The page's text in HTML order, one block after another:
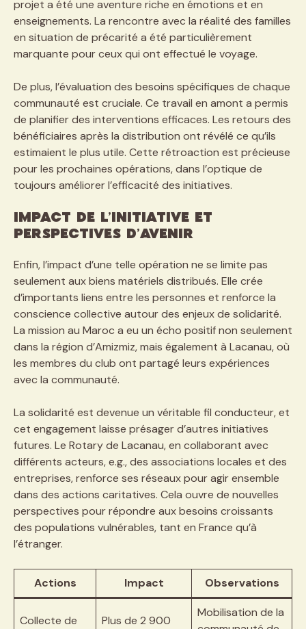
projet a été une aventure riche en émotions et en
enseignements. La rencontre avec la réalité des familles
en situation de précarité a été particulièrement
marquante pour ceux qui ont effectué le voyage.
De plus, l’évaluation des besoins spécifiques de chaque
communauté est cruciale. Ce travail en amont a permis
de planifier des interventions efficaces. Les retours des
bénéficiaires après la distribution ont révélé ce qu’ils
estimaient le plus utile. Cette rétroaction est précieuse
pour les prochaines opérations, dans l’optique de
toujours améliorer l’efficacité des initiatives.
Impact de l’initiative et
perspectives d’avenir
Enfin, l’impact d’une telle opération ne se limite pas
seulement aux biens matériels distribués. Elle crée
d’importants liens entre les personnes et renforce la
conscience collective autour des enjeux de solidarité.
La mission au Maroc a eu un écho positif non seulement
dans la région d’Amizmiz, mais également à Lacanau, où
les membres du club ont partagé leurs expériences
avec la communauté.
La solidarité est devenue un véritable fil conducteur, et
cet engagement laisse présager d’autres initiatives
futures. Le Rotary de Lacanau, en collaborant avec
différents acteurs, e.g., des associations locales et des
entreprises, renforce ses réseaux pour agir ensemble
dans des actions caritatives. Cela ouvre de nouvelles
perspectives pour répondre aux besoins croissants
des populations vulnérables, tant en France qu’à
l’étranger.
Actions Impact Observations
Collecte de Plus de 2 900
Mobilisation de la